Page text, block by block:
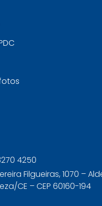
4250
Filgueiras, 1070 –
CE – CEP 60160-194